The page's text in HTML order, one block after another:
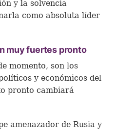
y la solvencia
como absoluta líder
muy fuertes pronto
momento, son los
y económicos del
pronto cambiará
amenazador de Rusia y